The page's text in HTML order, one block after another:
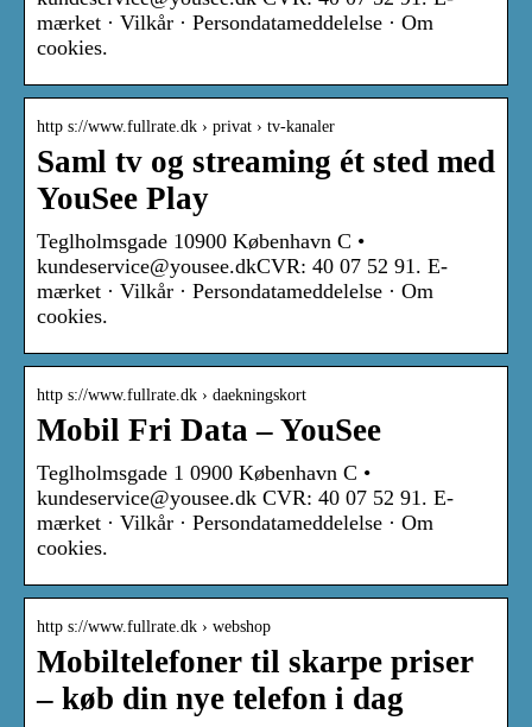
mærket · Vilkår · Persondatameddelelse · Om
cookies.
http s://www.fullrate.dk › privat › tv-kanaler
Saml tv og streaming ét sted med
YouSee Play
Teglholmsgade 10900 København C •
kundeservice@yousee.dkCVR: 40 07 52 91. E-
mærket · Vilkår · Persondatameddelelse · Om
cookies.
http s://www.fullrate.dk › daekningskort
Mobil Fri Data – YouSee
Teglholmsgade 1 0900 København C •
kundeservice@yousee.dk CVR: 40 07 52 91. E-
mærket · Vilkår · Persondatameddelelse · Om
cookies.
http s://www.fullrate.dk › webshop
Mobiltelefoner til skarpe priser
– køb din nye telefon i dag